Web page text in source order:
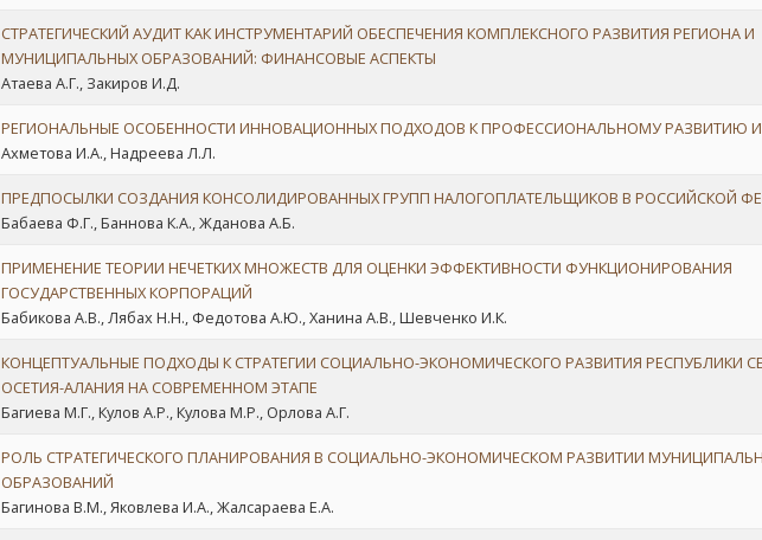
СТРАТЕГИЧЕСКИЙ АУДИТ КАК ИНСТРУМЕНТАРИЙ ОБЕСПЕЧЕНИЯ КОМПЛЕКСНОГО РАЗВИТИЯ РЕГИОНА И
МУНИЦИПАЛЬНЫХ ОБРАЗОВАНИЙ: ФИНАНСОВЫЕ АСПЕКТЫ
Атаева А.Г., Закиров И.Д.
РЕГИОНАЛЬНЫЕ ОСОБЕННОСТИ ИННОВАЦИОННЫХ ПОДХОДОВ К ПРОФЕССИОНАЛЬНОМУ РАЗВИТИЮ
Ахметова И.А., Надреева Л.Л.
ПРЕДПОСЫЛКИ СОЗДАНИЯ КОНСОЛИДИРОВАННЫХ ГРУПП НАЛОГОПЛАТЕЛЬЩИКОВ В РОССИЙСКОЙ
Бабаева Ф.Г., Баннова К.А., Жданова А.Б.
ПРИМЕНЕНИЕ ТЕОРИИ НЕЧЕТКИХ МНОЖЕСТВ ДЛЯ ОЦЕНКИ ЭФФЕКТИВНОСТИ ФУНКЦИОНИРОВАНИЯ
ГОСУДАРСТВЕННЫХ КОРПОРАЦИЙ
Бабикова А.В., Лябах Н.Н., Федотова А.Ю., Ханина А.В., Шевченко И.К.
КОНЦЕПТУАЛЬНЫЕ ПОДХОДЫ К СТРАТЕГИИ СОЦИАЛЬНО-ЭКОНОМИЧЕСКОГО РАЗВИТИЯ РЕСПУБЛИКИ
ОСЕТИЯ-АЛАНИЯ НА СОВРЕМЕННОМ ЭТАПЕ
Багиева М.Г., Кулов А.Р., Кулова М.Р., Орлова А.Г.
РОЛЬ СТРАТЕГИЧЕСКОГО ПЛАНИРОВАНИЯ В СОЦИАЛЬНО-ЭКОНОМИЧЕСКОМ РАЗВИТИИ
ОБРАЗОВАНИЙ
Багинова В.М., Яковлева И.А., Жалсараева Е.А.